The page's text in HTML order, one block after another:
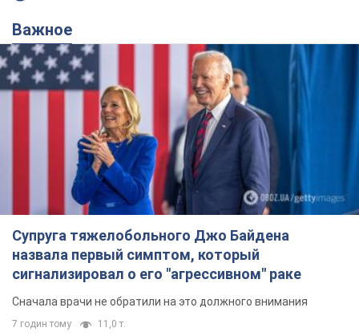
Важное
Супруга тяжелобольного Джо Байдена
назвала первый симптом, который
сигнализировал о его "агрессивном" раке
Сначала врачи не обратили на это должного внимания
7 годин тому 11,0 т.